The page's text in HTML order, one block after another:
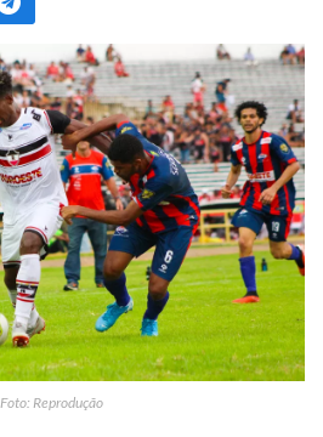
Foto: Reprodução